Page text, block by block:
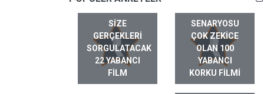
SIZE
GERÇEKLERI
SORGULATACAK
22 YABANCI
FILM
SENARYOSU
ÇOK ZEKICE
OLAN 100
YABANCI
KORKU FILMI
GERÇEK HAYAT